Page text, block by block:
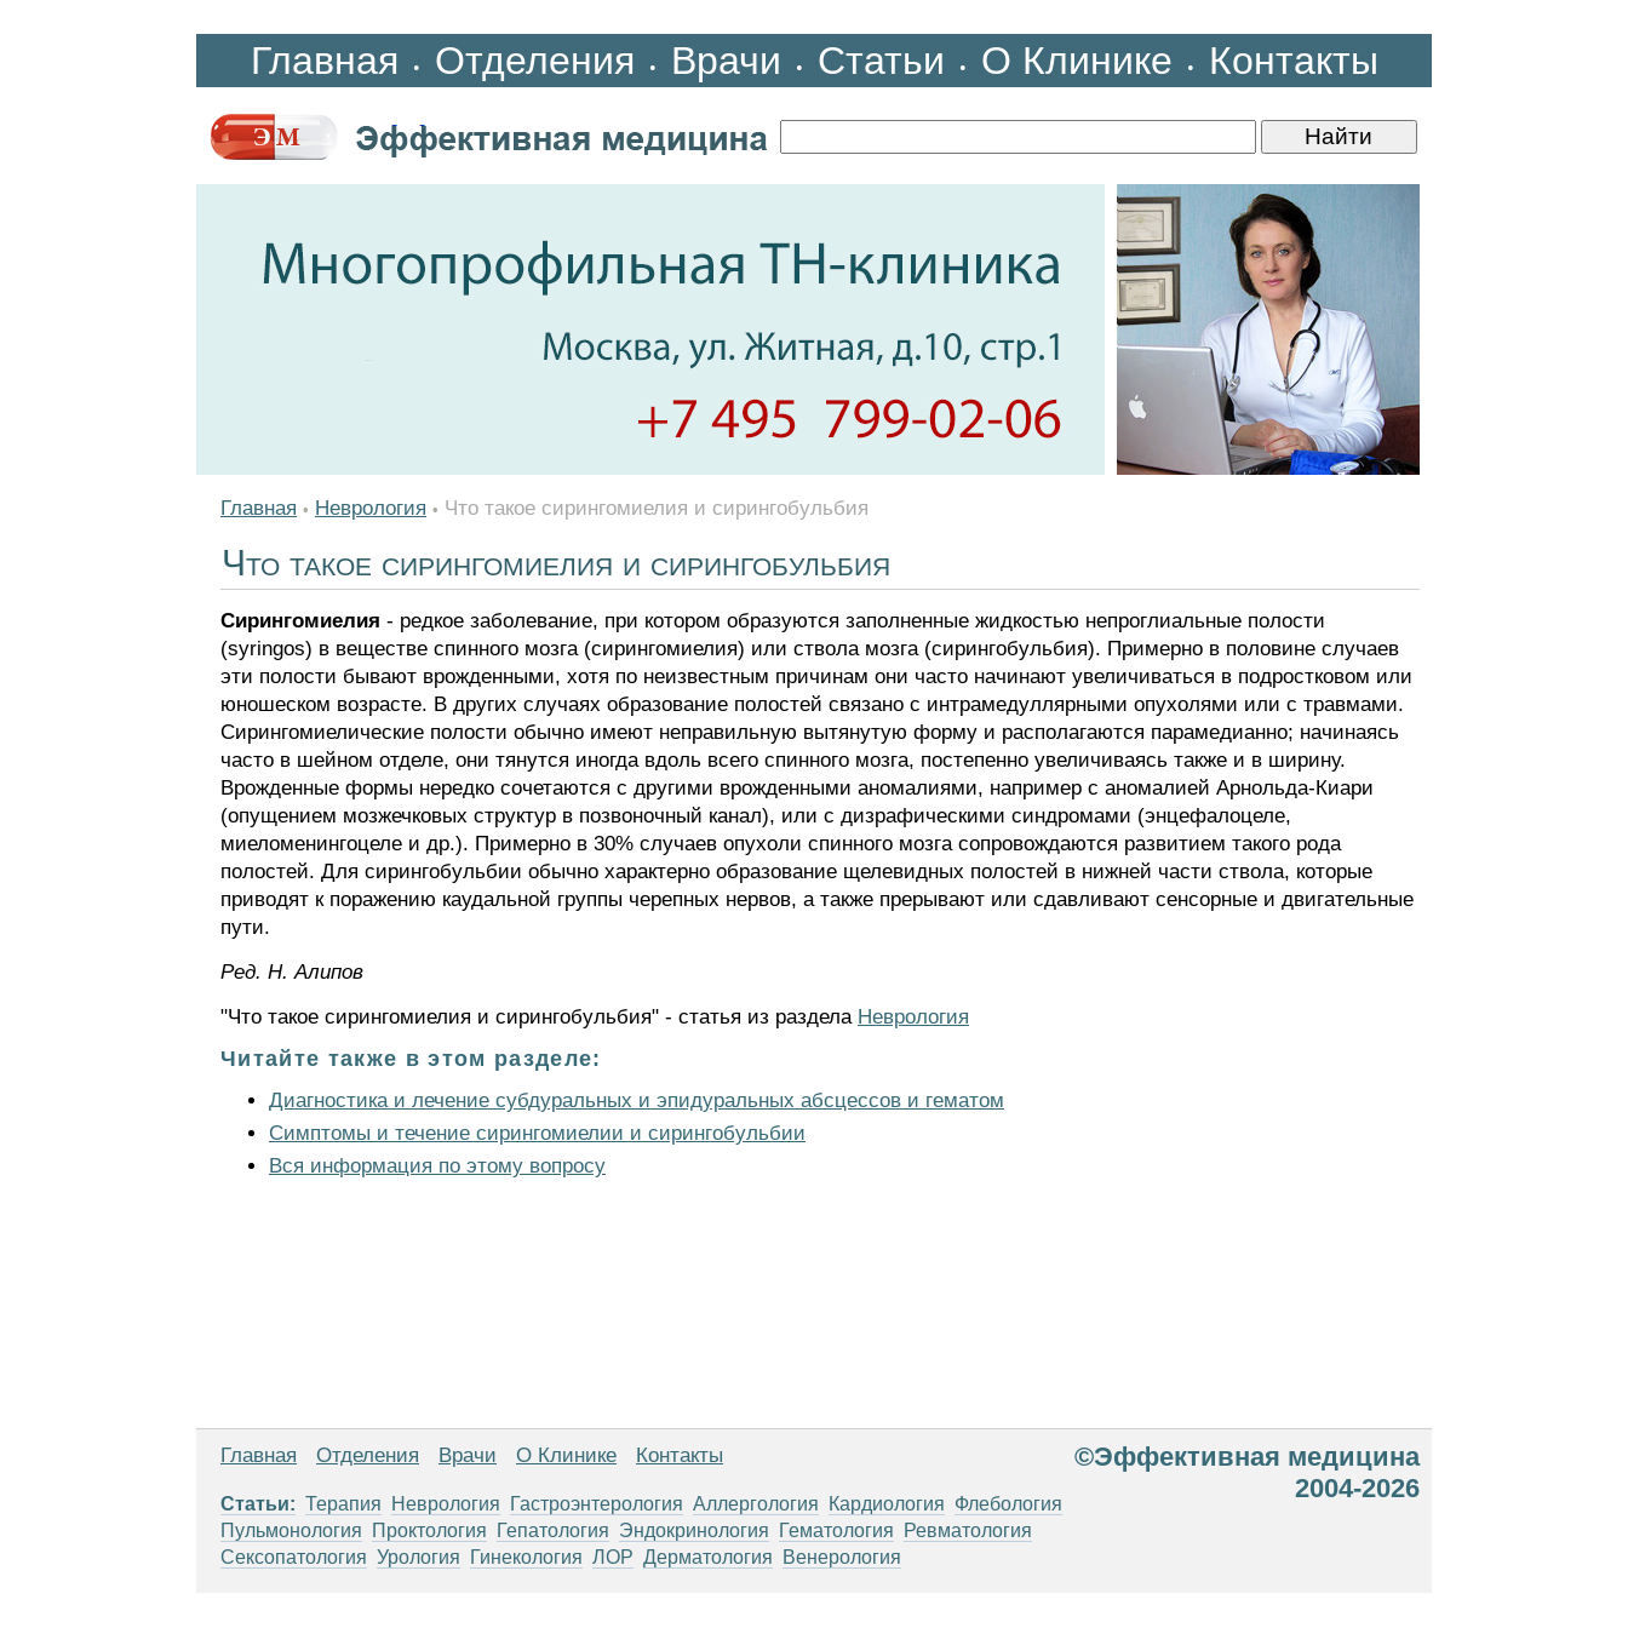
Главная • Отделения • Врачи • Статьи • О Клинике • Контакты
Главная • Неврология • Что такое сирингомиелия и сирингобульбия
Что такое сирингомиелия и сирингобульбия
Сирингомиелия - редкое заболевание, при котором образуются заполненные жидкостью непроглиальные полости
(syringos) в веществе спинного мозга (сирингомиелия) или ствола мозга (сирингобульбия). Примерно в половине случаев
эти полости бывают врожденными, хотя по неизвестным причинам они часто начинают увеличиваться в подростковом или
юношеском возрасте. В других случаях образование полостей связано с интрамедуллярными опухолями или с травмами.
Сирингомиелические полости обычно имеют неправильную вытянутую форму и располагаются парамедианно; начинаясь
часто в шейном отделе, они тянутся иногда вдоль всего спинного мозга, постепенно увеличиваясь также и в ширину.
Врожденные формы нередко сочетаются с другими врожденными аномалиями, например с аномалией Арнольда-Киари
(опущением мозжечковых структур в позвоночный канал), или с дизрафическими синдромами (энцефалоцеле,
миеломенингоцеле и др.). Примерно в 30% случаев опухоли спинного мозга сопровождаются развитием такого рода
полостей. Для сирингобульбии обычно характерно образование щелевидных полостей в нижней части ствола, которые
приводят к поражению каудальной группы черепных нервов, а также прерывают или сдавливают сенсорные и двигательные
пути.
Ред. Н. Алипов
"Что такое сирингомиелия и сирингобульбия" - статья из раздела Неврология
Читайте также в этом разделе:
Диагностика и лечение субдуральных и эпидуральных абсцессов и гематом
Симптомы и течение сирингомиелии и сирингобульбии
Вся информация по этому вопросу
Главная Отделения Врачи О Клинике Контакты
Статьи: Терапия Неврология Гастроэнтерология Аллергология Кардиология Флебология
Пульмонология
Проктология Гепатология Эндокринология Гематология
Ревматология
Сексопатология Урология Гинекология ЛОР Дерматология Венерология
©Эффективная медицина
2004-2026